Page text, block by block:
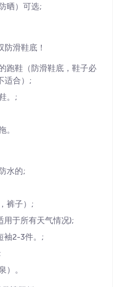
晒）可选;
防滑鞋底！
跑鞋（防滑鞋底，鞋子必
适合）;
。;
。
水的;
裤子）;
用于所有天气情况);
袖2-3件。;
）。